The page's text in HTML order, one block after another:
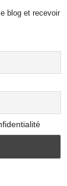
blog et recevoir